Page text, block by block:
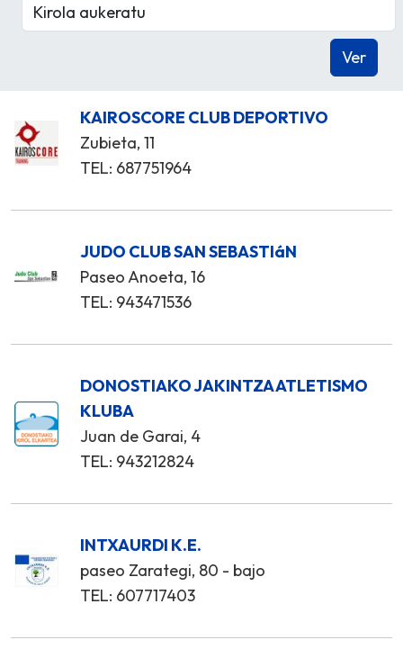
KAIROSCORE CLUB DEPORTIVO
Zubieta, 11
TEL: 687751964
JUDO CLUB SAN SEBASTIáN
Paseo Anoeta, 16
TEL: 943471536
DONOSTIAKO JAKINTZA ATLETISMO
KLUBA
Juan de Garai, 4
TEL: 943212824
INTXAURDI K.E.
paseo Zarategi, 80 - bajo
TEL: 607717403